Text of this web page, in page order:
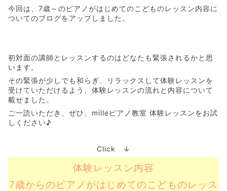
今回は、7歳～のピアノがはじめてのこどものレッスン内容に
ついてのブログをアップしました。
初対面の講師とレッスンするのはどなたも緊張されるかと思
います。
その緊張が少しでも和らぎ、リラックスして体験レッスンを
受けていただけるよう、体験レッスンの流れと内容について
載せました。
ご一読いただき、ぜひ、milleピアノ教室 体験レッスンをお試
しください♪
Click ↓
体験レッスン内容
7歳からのピアノがはじめてのこどものレッス